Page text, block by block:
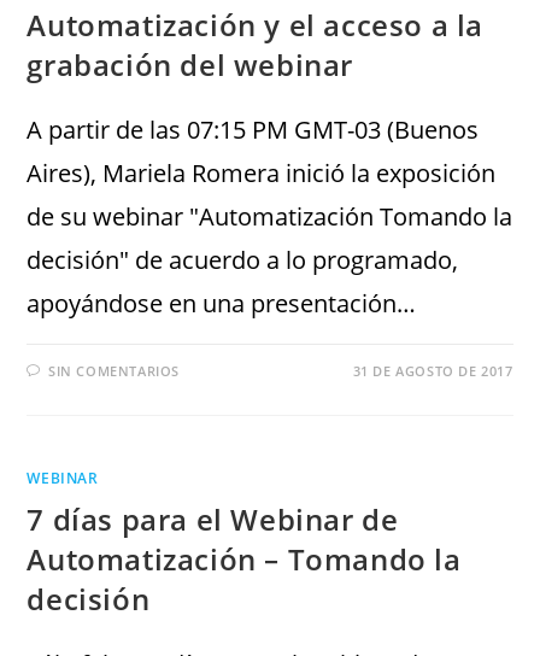
Automatización y el acceso a la
grabación del webinar
A partir de las 07:15 PM GMT-03 (Buenos
Aires), Mariela Romera inició la exposición
de su webinar "Automatización Tomando la
decisión" de acuerdo a lo programado,
apoyándose en una presentación…
SIN COMENTARIOS 31 DE AGOSTO DE 2017
WEBINAR
7 días para el Webinar de
Automatización – Tomando la
decisión